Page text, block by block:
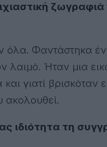
όλα. Φαντάστηκα
λαιμό. Ήταν μια
γιατί βρισκόταν
ακολουθεί.
ιδιότητα τη